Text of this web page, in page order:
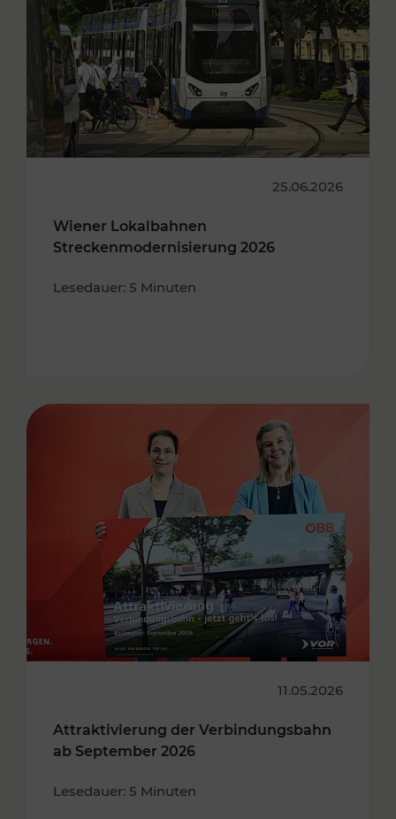
25.06.2026
Wiener Lokalbahnen
Streckenmodernisierung 2026
Lesedauer: 5 Minuten
11.05.2026
Attraktivierung der Verbindungsbahn
ab September 2026
Lesedauer: 5 Minuten